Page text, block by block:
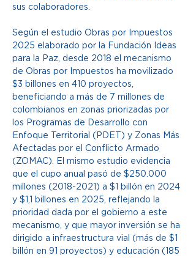
sus colaboradores.
Según el estudio Obras por Impuestos
2025 elaborado por la Fundación Ideas
para la Paz, desde 2018 el mecanismo
de Obras por Impuestos ha movilizado
$3 billones en 410 proyectos,
beneficiando a más de 7 millones de
colombianos en zonas priorizadas por
los Programas de Desarrollo con
Enfoque Territorial (PDET) y Zonas Más
Afectadas por el Conflicto Armado
(ZOMAC). El mismo estudio evidencia
que el cupo anual pasó de $250.000
millones (2018-2021) a $1 billón en 2024
y $1,1 billones en 2025, reflejando la
prioridad dada por el gobierno a este
mecanismo, y que mayor inversión se ha
dirigido a infraestructura vial (más de $1
billón en 91 proyectos) y educación (185